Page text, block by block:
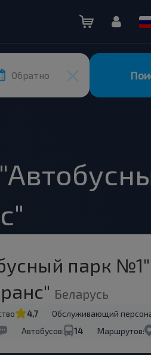
Обратно
парк
Беларусь
4,7 Обслуживающий
Автобусов: 14 Маршрутов: